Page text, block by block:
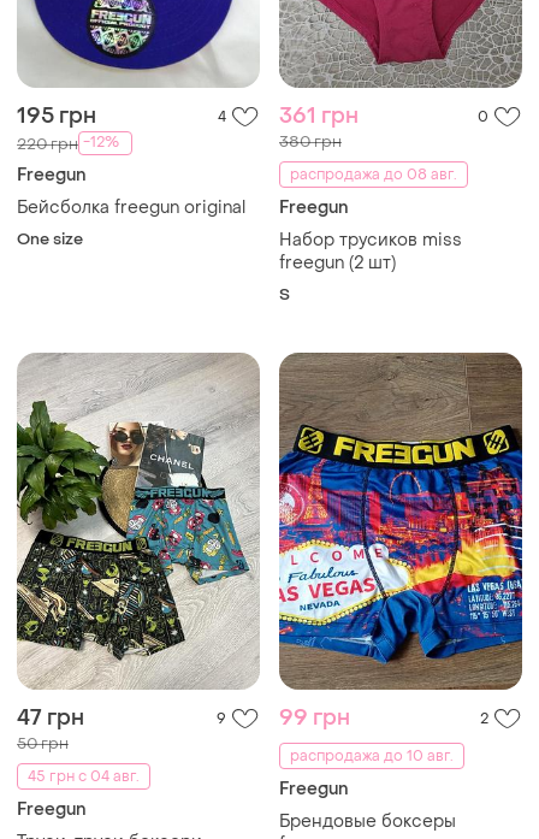
195 грн 4
220 грн -12%
Freegun
Бейсболка freegun original
One size
361 грн 0
380 грн
распродажа до 08 авг.
Freegun
Набор трусиков miss
freegun (2 шт)
S
47 грн 9
50 грн
45 грн с 04 авг.
Freegun
99 грн
2
распродажа до 10 авг.
Freegun
Брендовые боксеры